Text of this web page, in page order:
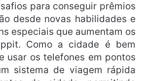
para conseguir prêmios
desde novas habilidades e
especiais que aumentam os
Como a cidade é bem
usar os telefones em pontos
sistema de viagem rápida